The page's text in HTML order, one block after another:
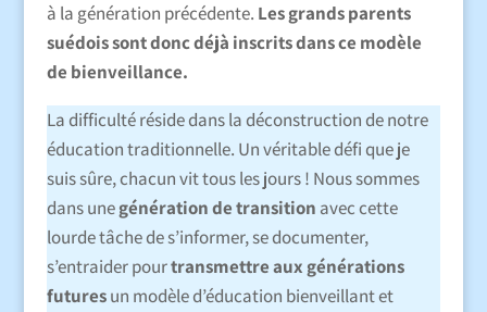
à la génération précédente. Les grands parents
suédois sont donc déjà inscrits dans ce modèle
de bienveillance.
La difficulté réside dans la déconstruction de notre
éducation traditionnelle. Un véritable défi que je
suis sûre, chacun vit tous les jours ! Nous sommes
dans unegénération de transition avec cette
lourde tâche de s’informer, se documenter,
s’entraider pourtransmettre aux générations
futuresun modèle d’éducation bienveillant et